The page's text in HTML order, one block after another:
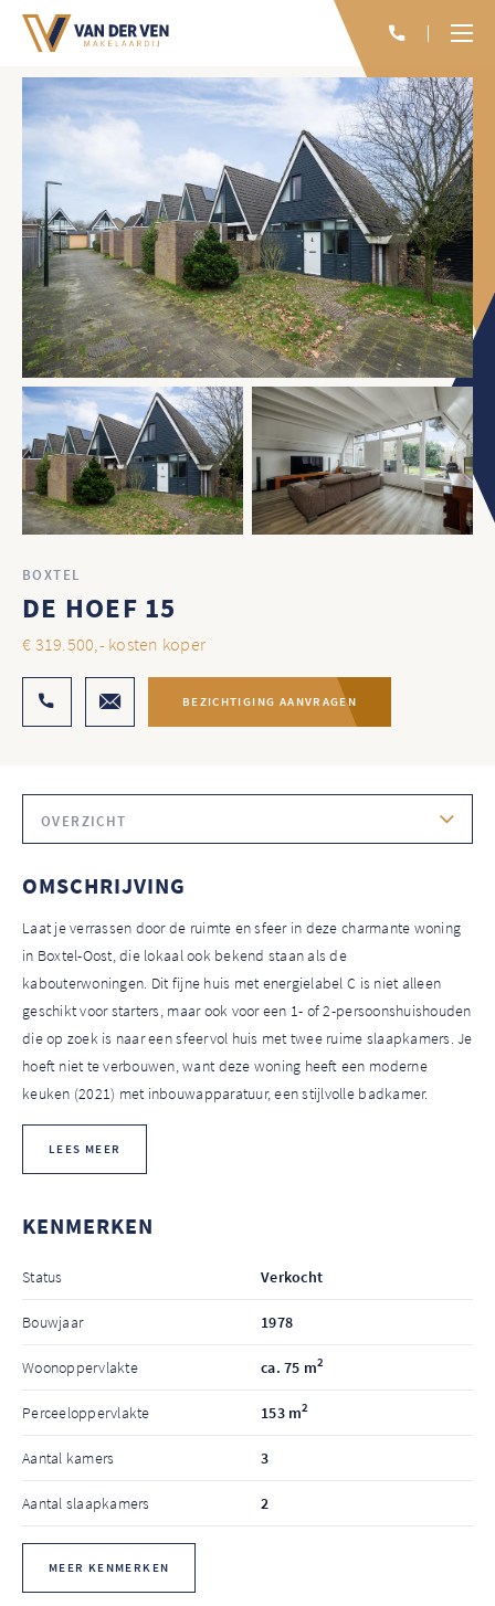
BOXTEL
DE HOEF 15
€ 319.500,- kosten koper
BEZICHTIGING AANVRAGEN
OVERZICHT
OMSCHRIJVING
Laat je verrassen door de ruimte en sfeer in deze charmante woning
in Boxtel-Oost, die lokaal ook bekend staan als de
kabouterwoningen. Dit fijne huis met energielabel C is niet alleen
geschikt voor starters, maar ook voor een 1- of 2-persoonshuishouden
die op zoek is naar een sfeervol huis met twee ruime slaapkamers. Je
hoeft niet te verbouwen, want deze woning heeft een moderne
keuken (2021) met inbouwapparatuur, een stijlvolle badkamer.
LEES MEER
KENMERKEN
Status Verkocht
Bouwjaar 1978
Woonoppervlakte ca. 75 m2
Perceeloppervlakte 153 m2
Aantal kamers 3
Aantal slaapkamers 2
MEER KENMERKEN